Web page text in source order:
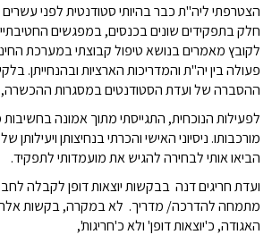
הצטרפתי ליה"ת כבר בהיותי סטודנטית לפני
חלק בתפקידים שונים בכנסים, במפגשים
לקובץ מאמרים בנושא טיפול קבוצתי במערכת
פעולה בין יה"ת והמדריכות הארציות ובהנחייתן.
ההסברה של ועדת הסטודנטים במסגרות ההכשרה,
לפעילות הנוכחית, התגייסתי מתוך אמונה
מורכבותו. ניסיוני האישי והכרתי בנחיצותן ויעילותן
הביאו אותי לבחירה להגיש את מועמדותי לתפקיד.
ועדת חריגים דנה בבקשות יוצאות דופן לקבלה
מתמחה להדרכה/ מדריך. לא במקרה, בקשות אלה,
האגודה, כ'יוצאות דופן' ולא כ'חריגות',